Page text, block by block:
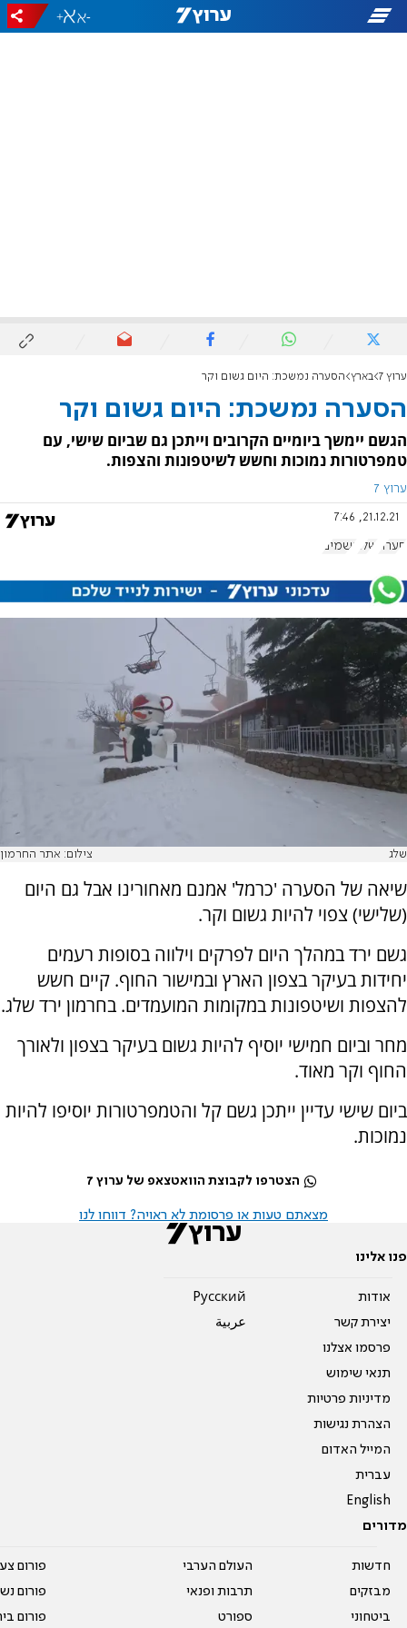
-
+
ערוץ 7 בארץ הסערה נמשכת: היום גשום וקר
הסערה נמשכת: היום גשום וקר
הגשם יימשך ביומיים הקרובים וייתכן גם שביום שישי, עם
טמפרטורות נמוכות וחשש לשיטפונות והצפות.
ערוץ 7
21.12.21, 7:46
סערה שלג גשמים
שלג צילום: אתר החרמון
שיאה של הסערה 'כרמל' אמנם מאחורינו אבל גם היום
(שלישי) צפוי להיות גשום וקר.
גשם ירד במהלך היום לפרקים וילווה בסופות רעמים
יחידות בעיקר בצפון הארץ ובמישור החוף. קיים חשש
להצפות ושיטפונות במקומות המועמדים. בחרמון ירד שלג.
מחר וביום חמישי יוסיף להיות גשום בעיקר בצפון ולאורך
החוף וקר מאוד.
ביום שישי עדיין ייתכן גשם קל והטמפרטורות יוסיפו להיות
נמוכות.
הצטרפו לקבוצת הוואטצאפ של ערוץ 7
מצאתם טעות או פרסומת לא ראויה? דווחו לנו
פנו אלינו
אודות
יצירת קשר
פרסמו אצלנו
תנאי שימוש
מדיניות פרטיות
הצהרת נגישות
המייל האדום
עברית
English
Pусский
عربية
מדורים
חדשות
מבזקים
ביטחוני
העולם הערבי
תרבות ופנאי
ספורט
פורום
פורום
פורום